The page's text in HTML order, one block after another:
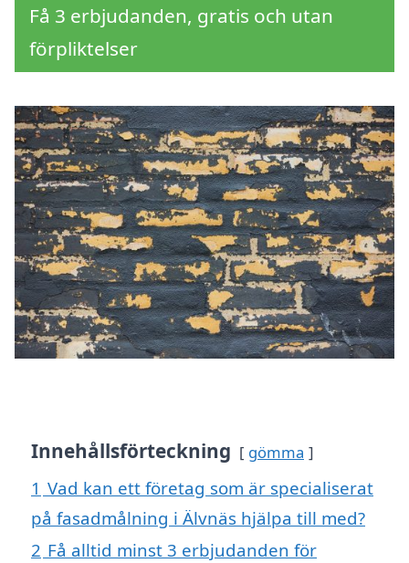
Få 3 erbjudanden, gratis och utan
förpliktelser
Innehållsförteckning gömma
1 Vad kan ett företag som är specialiserat
på fasadmålning i Älvnäs hjälpa till med?
2 Få alltid minst 3 erbjudanden för